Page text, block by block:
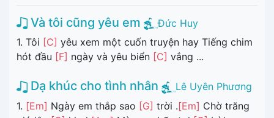
Và tôi cũng yêu em
Đức Huy
1. Tôi [C] yêu xem một cuốn truyện hay Tiếng chim
hót đầu [F] ngày và yêu biển [C] vắng ...
Dạ khúc cho tình nhân
Lê Uyên Phương
1. [Em] Ngày em thắp sao [G] trời .[Em] Chờ trăng